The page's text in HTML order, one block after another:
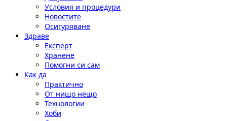
Условия и процедури
Новостите
Осигуряване
Здраве
Експерт
Хранене
Помогни си сам
Как да
Практично
От нищо нещо
Технологии
Хоби